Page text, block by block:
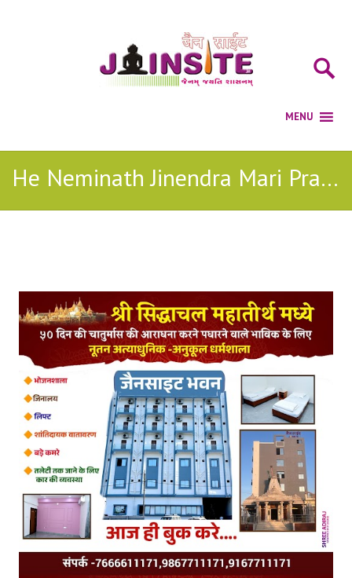
He Neminath Jinendra Mari Prathana Song Download